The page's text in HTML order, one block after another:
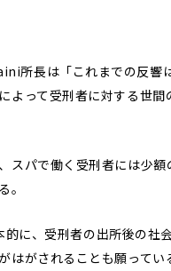
所長は「これまでの反響
よって受刑者に対する世
スパで働く受刑者には少
。
に、受刑者の出所後の社
はがされることも願って